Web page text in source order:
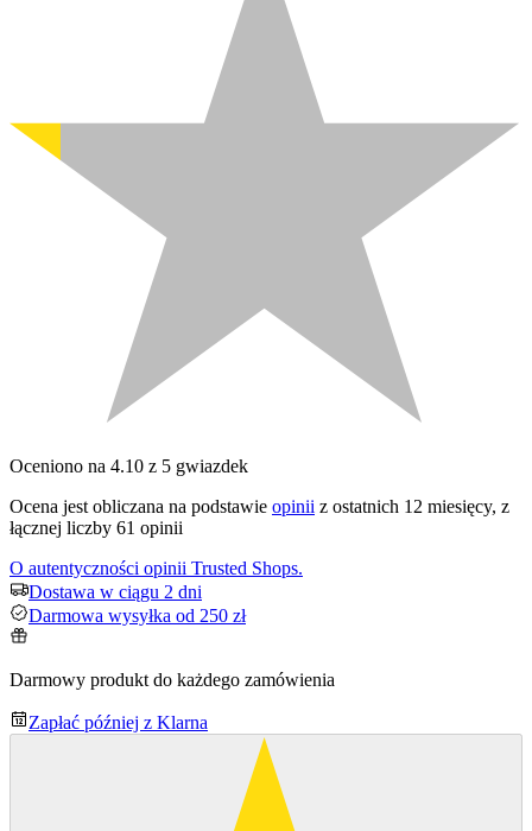
Oceniono na 4.10 z 5 gwiazdek
Ocena jest obliczana na podstawie opinii z ostatnich 12 miesięcy, z
łącznej liczby 61 opinii
O autentyczności opinii Trusted Shops.
Dostawa w ciągu 2 dni
Darmowa wysyłka od 250 zł
Darmowy produkt do każdego zamówienia
Zapłać później z Klarna